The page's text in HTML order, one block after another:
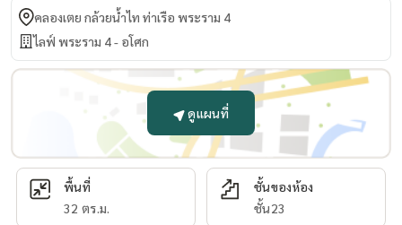
คลองเตย กล้วยน้ำไท ท่าเรือ พระราม 4
ไลฟ์ พระราม 4 - อโศก
ดูแผนที่
พื้นที่
32 ตร.ม.
ชั้นของห้อง
ชั้น23